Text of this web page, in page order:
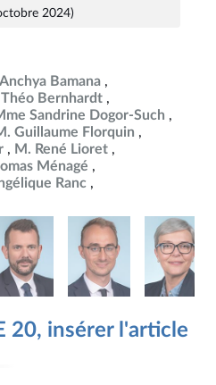
2024)
Bamana
Théo Bernhardt
Sandrine Dogor-Such
Guillaume Florquin
M. René Lioret
Ménagé
Ranc
20, insérer l'article